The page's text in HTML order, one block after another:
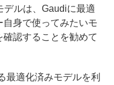
デルは、Gaudiに最適
身で使ってみたいモ
認することを勧めて
適化済みモデルを利